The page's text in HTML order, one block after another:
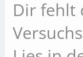
Dir fehlt